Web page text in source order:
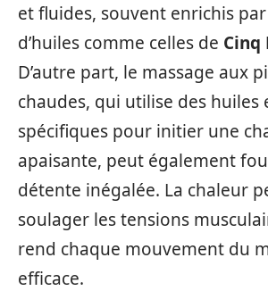
et fluides, souvent enrichis
d’huiles comme celles de Cinq
D’autre part, le massage aux
chaudes, qui utilise des huiles
spécifiques pour initier une
apaisante, peut également
détente inégalée. La chaleur
soulager les tensions
rend chaque mouvement du
efficace.